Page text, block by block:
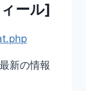
ール]
新の情報